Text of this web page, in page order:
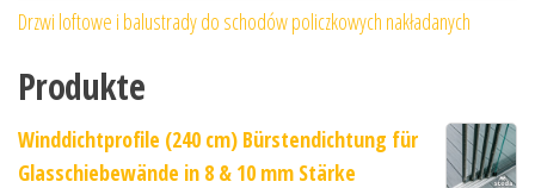
Drzwi loftowe i balustrady do schodów policzkowych nakładanych
Produkte
Winddichtprofile (240 cm) Bürstendichtung für
Glasschiebewände in 8 & 10 mm Stärke